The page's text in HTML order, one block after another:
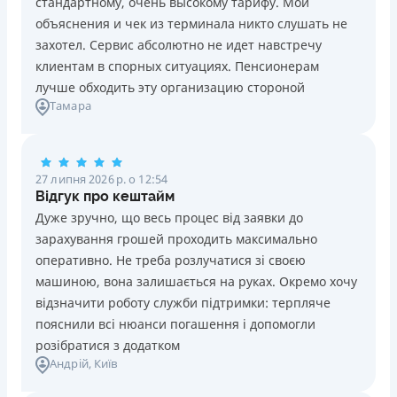
Ліцензія НБУ №10
Вся інформація про кредит
Знижена процентна ставка 0,01% в день для нових
клієнтів на період від 3 до 30 днів (після цього діє
стандартна ставка 1%)
Запитуються лише дані паспорта, ІПН, номер
банківської картки й телефону
Оформляються кредити онлайн 24/7. Розглядаються
кредитною історією
Переказуються гроші на банківську картку відразу
після підписання електронного договору про надання
кредиту
Даруються знижки до -99% постійним клієнтам на
майбутні кредити згідно з програмою лояльності
Програма лояльності для постійних клієнтів
Цілодобова підтримка в Viber, Telegram, Facebook
Недоліки
Нема кредиту для юросіб (ФОП)
объяснения и чек из терминала никто слушать не
захотел. Сервис абсолютно не идет навстречу
клиентам в спорных ситуациях. Пенсионерам
лучше обходить эту организацию стороной
Тамара
27 липня 2026 р. о 12:54
Відгук про кештайм
Дуже зручно, що весь процес від заявки до
зарахування грошей проходить максимально
оперативно. Не треба розлучатися зі своєю
машиною, вона залишається на руках. Окремо хочу
відзначити роботу служби підтримки: терпляче
пояснили всі нюанси погашення і допомогли
розібратися з додатком
Андрій, Київ